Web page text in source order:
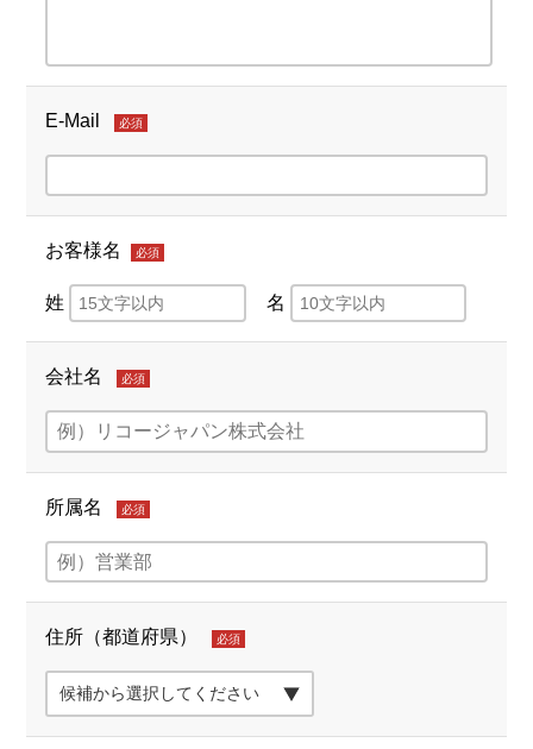
E-Mail 必須
お客様名 必須
姓 名
会社名 必須
所属名 必須
住所（都道府県） 必須